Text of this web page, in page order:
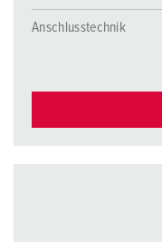
Anschlusstechnik